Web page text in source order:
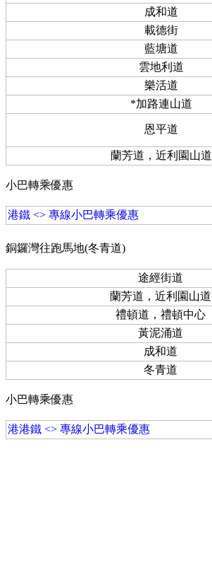
成和道
載德街
藍塘道
雲地利道
樂活道
*加路連山道
恩平道
蘭芳道，近利園山道
小巴轉乘優惠
港鐵 <> 專線小巴轉乘優惠
銅鑼灣往跑馬地(冬青道)
途經街道
蘭芳道，近利園山道
禮頓道，禮頓中心
黃泥涌道
成和道
冬青道
小巴轉乘優惠
港港鐵 <> 專線小巴轉乘優惠